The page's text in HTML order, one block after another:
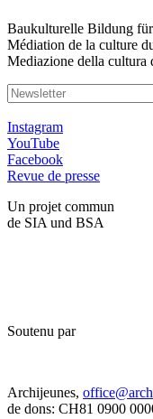
Baukulturelle Bildung
Médiation de la culture
Mediazione della cultura
Instagram
YouTube
Facebook
Revue de presse
Un projet commun
de SIA und BSA
Soutenu par
Archijeunes,
de dons: CH81 0900